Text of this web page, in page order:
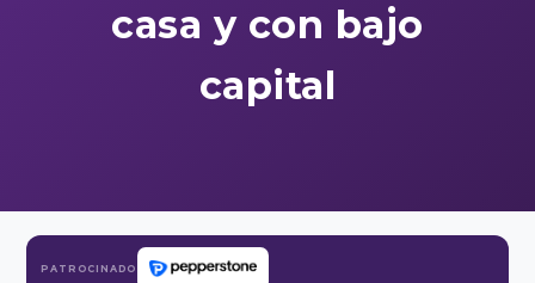
casa y con bajo
capital
PATROCINADO